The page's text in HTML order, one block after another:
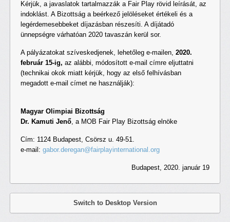
Kérjük, a javaslatok tartalmazzák a Fair Play rövid leírását, az
indoklást. A Bizottság a beérkező jelöléseket értékeli és a
legérdemesebbeket díjazásban részesíti. A díjátadó
ünnepségre várhatóan 2020 tavaszán kerül sor.
A pályázatokat szíveskedjenek, lehetőleg e-mailen, 2020.
február 15-ig, az alábbi, módosított e-mail címre eljuttatni
(technikai okok miatt kérjük, hogy az első felhívásban
megadott e-mail címet ne használják):
Magyar Olimpiai Bizottság
Dr. Kamuti Jenő, a MOB Fair Play Bizottság elnöke
Cím: 1124 Budapest, Csörsz u. 49-51.
e-mail: gabor.deregan@fairplayinternational.org
Budapest, 2020. január 19
Switch to Desktop Version